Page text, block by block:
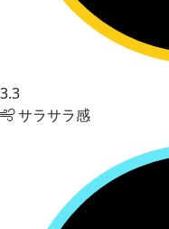
3.3
サラサラ感